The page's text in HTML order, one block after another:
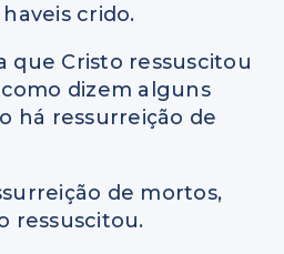
crido.
que Cristo ressuscitou
dizem alguns
há ressurreição de
de mortos,
ressuscitou.